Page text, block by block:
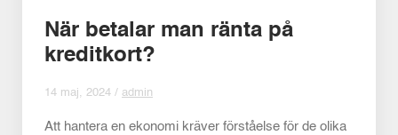
När betalar man ränta på
kreditkort?
14 maj, 2024 / admin
Att hantera en ekonomi kräver förståelse för de olika